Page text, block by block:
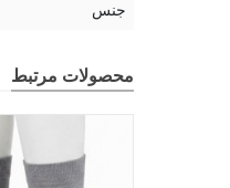
جنس
محصولات مرتبط